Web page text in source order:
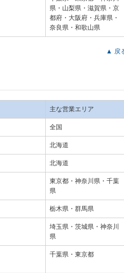
県・山梨県・滋賀県・京
都府・大阪府・兵庫県・
奈良県・和歌山県
▲ 戻
主な営業エリア
全国
北海道
北海道
東京都・神奈川県・千葉
県
栃木県・群馬県
埼玉県・茨城県・神奈川
県
千葉県・東京都